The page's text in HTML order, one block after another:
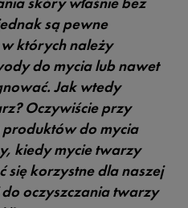
są pewne
których należy
do mycia lub nawet
Jak wtedy
Oczywiście przy
do mycia
kiedy mycie twarzy
się korzystne dla naszej
oczyszczania twarzy